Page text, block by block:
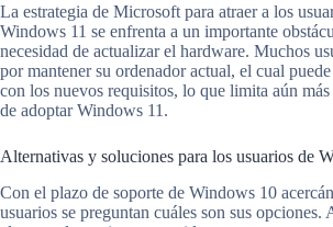
La estrategia de Microsoft para atraer a los
Windows 11 se enfrenta a un importante
necesidad de actualizar el hardware. Muchos
por mantener su ordenador actual, el cual
con los nuevos requisitos, lo que limita aún
de adoptar Windows 11.
Alternativas y soluciones para los usuarios de
Con el plazo de soporte de Windows 10
usuarios se preguntan cuáles son sus opciones.